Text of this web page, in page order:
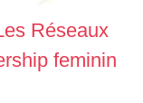
Réseaux
feminin